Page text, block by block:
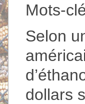
Mots-
Selon
dollars